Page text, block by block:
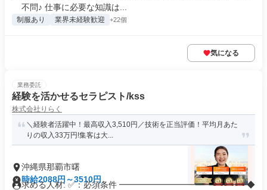
不問♪ 仕事に必要な知識は...
制服あり 業界未経験歓迎 +22個
気になる
業務委託
経験を活かせるセラピスト/kss
株式会社りらく
＼経験者活躍中！最高収入3,510円／技術を正当評価！平均月あた
りの収入33万円!集客は大...
沖縄県那覇市曙
時給2088円～3510円
求める人材: ✅：必須条件 ━━━━━━━━━━━━━━━ ◆